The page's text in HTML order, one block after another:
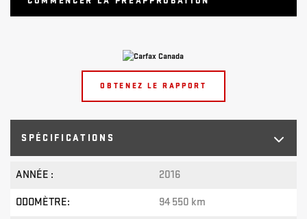
OBTENEZ LE RAPPORT
SPÉCIFICATIONS
ANNÉE : 2016
ODOMÈTRE: 94 550 km